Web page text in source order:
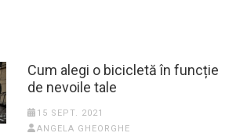
Cum alegi o bicicletă în funcție
de nevoile tale
15 SEPT. 2021
ANGELA GHEORGHE